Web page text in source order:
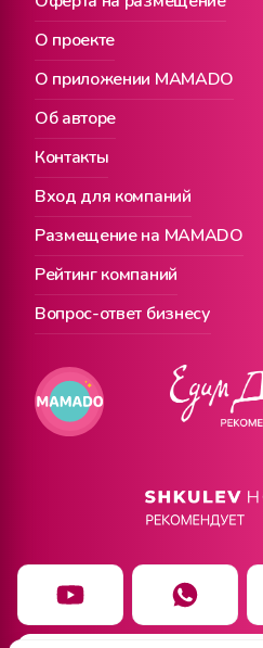
О проекте
Вход для компаний
О приложении MAMADO
Размещение на MAMADO
Об авторе
Рейтинг компаний
Контакты
Вопрос-ответ бизнесу